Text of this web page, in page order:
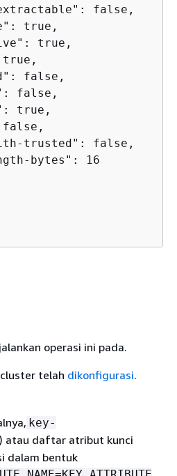
false,
true,
true,
false,
false,
true,
trusted": false,
bytes": 16
operasi ini pada.
telah dikonfigurasi.
key-
) atau daftar atribut kunci
dalam bentuk